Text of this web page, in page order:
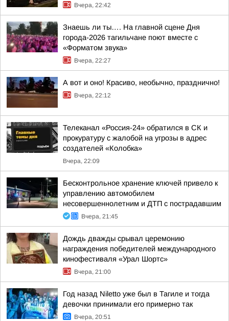
Вчера, 22:42
Знаешь ли ты…. На главной сцене Дня
города-2026 тагильчане поют вместе с
«Форматом звука»
Вчера, 22:27
А вот и оно! Красиво, необычно, празднично!
Вчера, 22:12
Телеканал «Россия-24» обратился в СК и
прокуратуру с жалобой на угрозы в адрес
создателей «Колобка»
Вчера, 22:09
Бесконтрольное хранение ключей привело к
управлению автомобилем
несовершеннолетним и ДТП с пострадавшим
Вчера, 21:45
Дождь дважды срывал церемонию
награждения победителей международного
кинофестиваля «Урал Шортс»
Вчера, 21:00
Год назад Niletto уже был в Тагиле и тогда
девочки принимали его примерно так
Вчера, 20:51